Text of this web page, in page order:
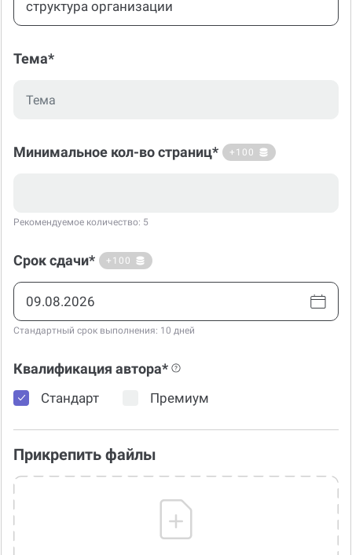
Тема*
Минимальное кол-во страниц* +100
Рекомендуемое количество: 5
Срок сдачи* +100
Стандартный срок выполнения: 10 дней
Квалификация автора*
Стандарт Премиум
Прикрепить файлы